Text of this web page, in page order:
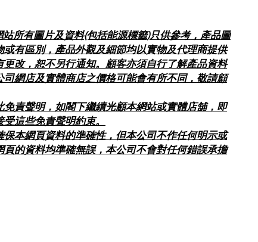
所有圖片及資料(包括能源標籤)只供參考，產品圖
或有區別，產品外觀及細節均以實物及代理商提供
更改，恕不另行通知。顧客亦須自行了解產品資料
司網店及實體商店之價格可能會有所不同，敬請顧
免責聲明，如閣下繼續光顧本網站或實體店舖，即
這些免責聲明約束。
保本網頁資料的準確性，但本公司不作任何明示或
頁的資料均準確無誤，本公司不會對任何錯誤承擔